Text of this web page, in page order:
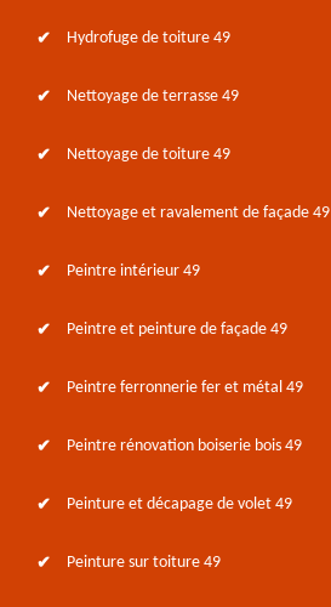
Hydrofuge de toiture 49
Nettoyage de terrasse 49
Nettoyage de toiture 49
Nettoyage et ravalement de façade 49
Peintre intérieur 49
Peintre et peinture de façade 49
Peintre ferronnerie fer et métal 49
Peintre rénovation boiserie bois 49
Peinture et décapage de volet 49
Peinture sur toiture 49